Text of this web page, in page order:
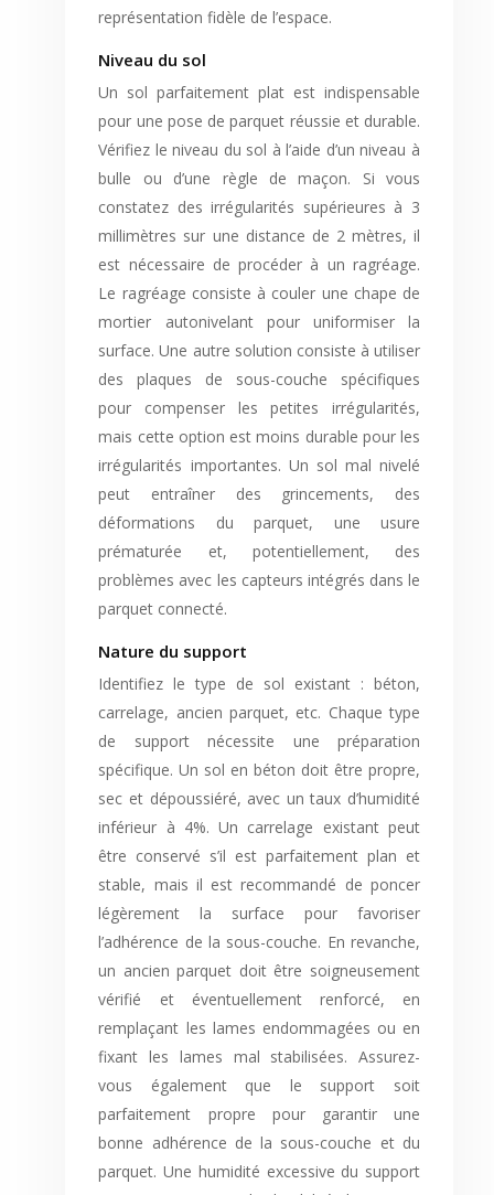
représentation fidèle de l’espace.
Niveau du sol
Un sol parfaitement plat est indispensable
pour une pose de parquet réussie et durable.
Vérifiez le niveau du sol à l’aide d’un niveau à
bulle ou d’une règle de maçon. Si vous
constatez des irrégularités supérieures à 3
millimètres sur une distance de 2 mètres, il
est nécessaire de procéder à un ragréage.
Le ragréage consiste à couler une chape de
mortier autonivelant pour uniformiser la
surface. Une autre solution consiste à utiliser
des plaques de sous-couche spécifiques
pour compenser les petites irrégularités,
mais cette option est moins durable pour les
irrégularités importantes. Un sol mal nivelé
peut entraîner des grincements, des
déformations du parquet, une usure
prématurée et, potentiellement, des
problèmes avec les capteurs intégrés dans le
parquet connecté.
Nature du support
Identifiez le type de sol existant : béton,
carrelage, ancien parquet, etc. Chaque type
de support nécessite une préparation
spécifique. Un sol en béton doit être propre,
sec et dépoussiéré, avec un taux d’humidité
inférieur à 4%. Un carrelage existant peut
être conservé s’il est parfaitement plan et
stable, mais il est recommandé de poncer
légèrement la surface pour favoriser
l’adhérence de la sous-couche. En revanche,
un ancien parquet doit être soigneusement
vérifié et éventuellement renforcé, en
remplaçant les lames endommagées ou en
fixant les lames mal stabilisées. Assurez-
vous également que le support soit
parfaitement propre pour garantir une
bonne adhérence de la sous-couche et du
parquet. Une humidité excessive du support